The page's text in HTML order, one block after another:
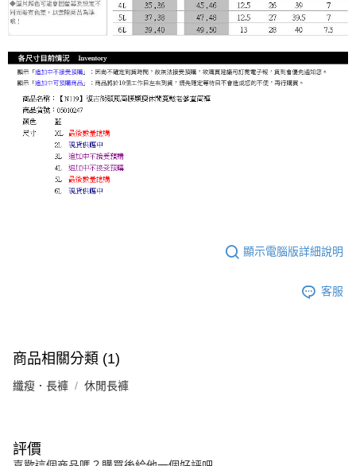
顯示電腦版詳細說明
客服
商品相關分類 (1)
纖瘦．長褲 休閒長褲
評價